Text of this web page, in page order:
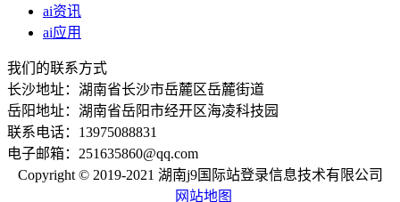
ai资讯
ai应用
我们的联系方式
长沙地址：湖南省长沙市岳麓区岳麓街道
岳阳地址：湖南省岳阳市经开区海凌科技园
联系电话：13975088831
电子邮箱：251635860@qq.com
Copyright © 2019-2021 湖南j9国际站登录信息技术有限公司
网站地图